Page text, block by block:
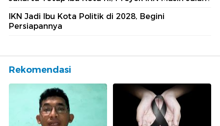
IKN Jadi Ibu Kota Politik di 2028, Begini
Persiapannya
Rekomendasi